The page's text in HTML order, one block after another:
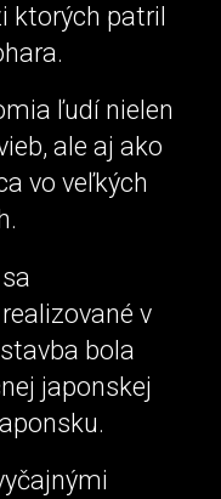
ktorých patril
ľudí nielen
ale aj ako
vo veľkých
v
bola
japonskej